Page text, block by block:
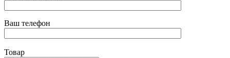
Ваш телефон
Товар